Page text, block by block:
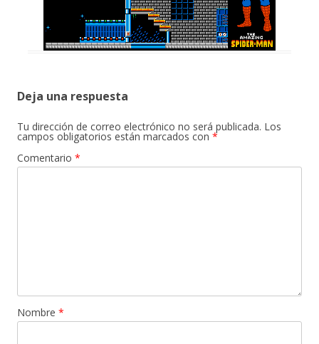
Deja una respuesta
Tu dirección de correo electrónico no será publicada. Los
campos obligatorios están marcados con *
Comentario *
Nombre *